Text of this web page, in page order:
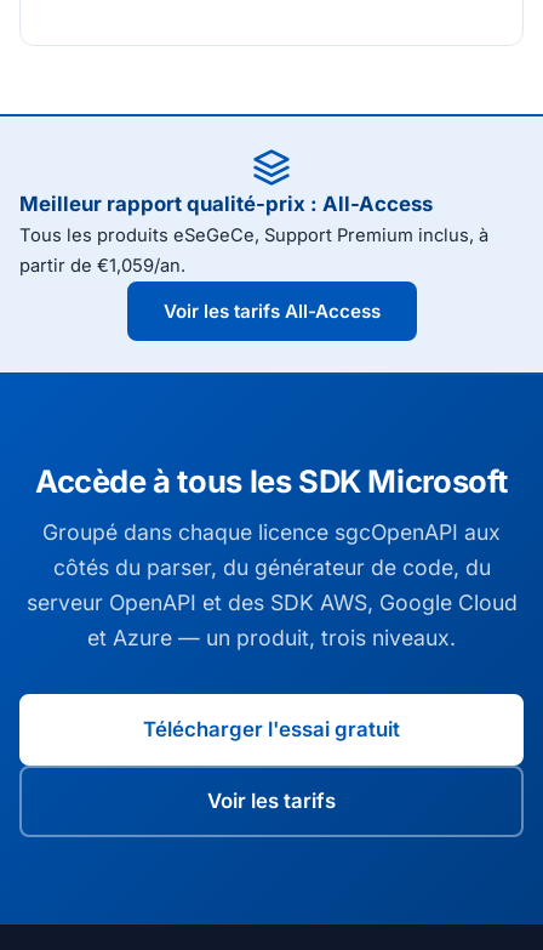
Meilleur rapport qualité-prix : All-Access
Tous les produits eSeGeCe, Support Premium inclus, à
partir de €1,059/an.
Voir les tarifs All-Access
Accède à tous les SDK Microsoft
Groupé dans chaque licence sgcOpenAPI aux
côtés du parser, du générateur de code, du
serveur OpenAPI et des SDK AWS, Google Cloud
et Azure — un produit, trois niveaux.
Télécharger l'essai gratuit
Voir les tarifs